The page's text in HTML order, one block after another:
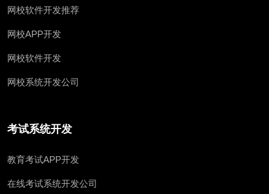
网校软件开发推荐
网校APP开发
网校软件开发
网校系统开发公司
考试系统开发
教育考试APP开发
在线考试系统开发公司